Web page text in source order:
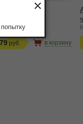
в корзину